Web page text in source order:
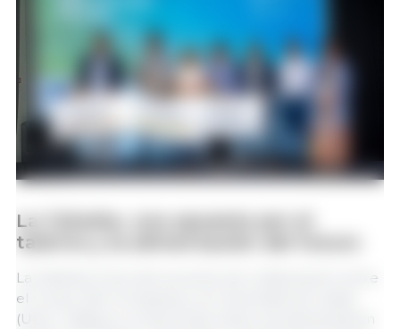
La Cátedra, una apuesta por el
talento y la alimentación del futuro
La Cátedra, fruto del acuerdo de colaboración entre
el Grupo Vall Companys y la Universitat de Lleida
(UdL), refleja el compromiso hacia una alimentación